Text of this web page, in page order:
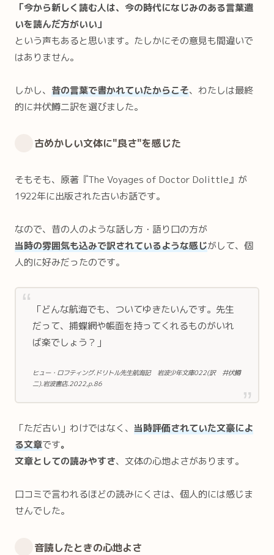
「今から新しく読む人は、今の時代になじみのある言葉遣
いを読んだ方がいい」
という声もあると思います。たしかにその意見も間違いで
はありません。
しかし、 昔の言葉で書かれていたからこそ、わたしは最終
的に井伏鱒二訳を選びました。
古めかしい文体に"良さ"を感じた
そもそも、原著『The Voyages of Doctor Dolittle』が
1922年に出版された古いお話です。
なので、昔の人のような話し方・語り口の方が
当時の雰囲気も込みで訳されているような感じがして、個
人的に好みだったのです。
「どんな航海でも、ついてゆきたいんです。先生
だって、捕蝶網や帳面を持ってくれるものがいれ
ば楽でしょう？」
ヒュー・ロフティング.ドリトル先生航海記 岩波少年文庫022(訳 井伏鱒
二).岩波書店.2022,p.86
「ただ古い」わけではなく、 当時評価されていた文豪によ
る文章です。
文章としての読みやすさ、文体の心地よさがあります。
口コミで言われるほどの読みにくさは、個人的には感じま
せんでした。
音読したときの心地よさ